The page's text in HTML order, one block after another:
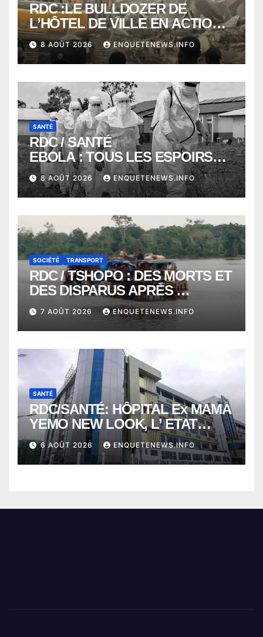
RDC :LE BULLDOZER DE
L’HÔTEL DE VILLE EN ACTION
POUR DEGAGER LA VOIE
PUBLIQUE en action DANS LA
COMMUNE DE NGALIEMA
8 AOÛT 2026 ENQUETENEWS.INFO
SANTÉ
RDC / SANTÉ
EBOLA : TOUS LES ESPOIRS
VONT VERS SEPTEMBRE
ALORS QUE L’ÉPIDÉMIE TEND
VERS 2000 DÉCÈS
8 AOÛT 2026 ENQUETENEWS.INFO
SOCIÉTÉ TRANSPORT
RDC / TSHOPO : DES MORTS ET
DES DISPARUS APRÈS
NAUFRAGE D’UNE BALEINIERE
À QUELQUES KILOMÈTRES DE
KISANGANI
7 AOÛT 2026 ENQUETENEWS.INFO
SANTÉ
RDC/SANTÉ: HÔPITAL Ex MAMA
YEMO NEW LOOK, L’ ETAT
PERD LE CONTROLE
6 AOÛT 2026 ENQUETENEWS.INFO